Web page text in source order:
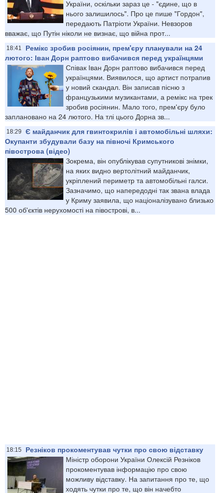
України, оскільки зараз це - "єдине, що в
нього залишилось". Про це пише "Гордон",
передають Патріоти України. Невзоров
вважає, що Путін ніколи не визнає, що війна прот...
18:41
Ремікс зробив росіянин, прем'єру планували на 24
лютого: Іван Дорн раптово вибачився перед українцями
Співак Іван Дорн раптово вибачився перед
українцями. Виявилося, що артист потрапив
у новий скандал. Він записав пісню з
французькими музикантами, а ремікс на трек
зробив росіянин. Мало того, прем'єру було
заплановано на 24 лютого. На тлі цього Дорна зв...
18:29
Є майданчик для гвинтокрилів і автомобільні шляхи:
Окупанти збудували базу на півночі Кримського
півострова (відео)
Зокрема, він опублікував супутникові знімки,
на яких видно вертолітний майданчик,
укріплений периметр та автомобільні галси.
Зазначимо, що напередодні так звана влада
у Криму заявила, що націоналізувано близько
500 об'єктів нерухомості на півострові, в...
18:15
Резніков прокоментував чутки про свою відставку
Міністр оборони України Олексій Резніков
прокоментував інформацію про свою
можливу відставку. На запитання про те, що
ходять чутки про те, що він начебто